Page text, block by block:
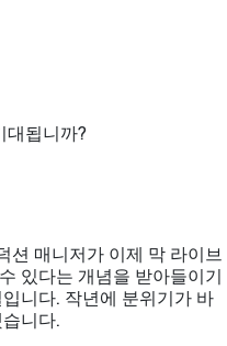
대됩니까?
션 매니저가 이제 막 라이브
있다는 개념을 받아들이기
니다. 작년에 분위기가 바
니다.